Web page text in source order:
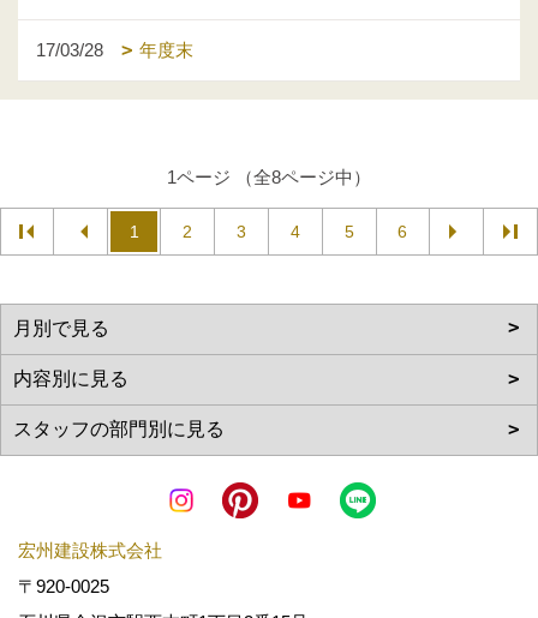
17/03/28 年度末
1ページ （全8ページ中）
1 2 3 4 5 6
宏州建設株式会社
〒920-0025